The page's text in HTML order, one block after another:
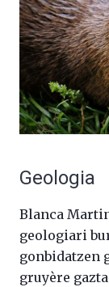
Geologia
Blanca
geologiari
gonbidatzen
gruyère